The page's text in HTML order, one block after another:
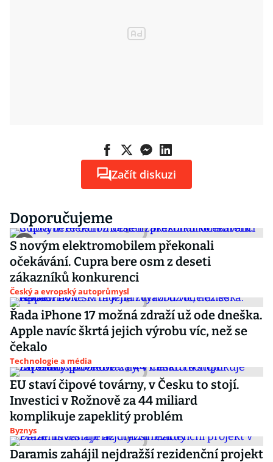
Začít diskuzi
Doporučujeme
S novým elektromobilem překonali
očekávání. Cupra bere osm z deseti
zákazníků konkurenci
Český a evropský autoprůmysl
Řada iPhone 17 možná zdraží už ode dneška.
Apple navíc škrtá jejich výrobu víc, než se
čekalo
Technologie a média
EU staví čipové továrny, v Česku to stojí.
Investici v Rožnově za 44 miliard
komplikuje zapeklitý problém
Byznys
Daramis zahájil nejdražší rezidenční projekt